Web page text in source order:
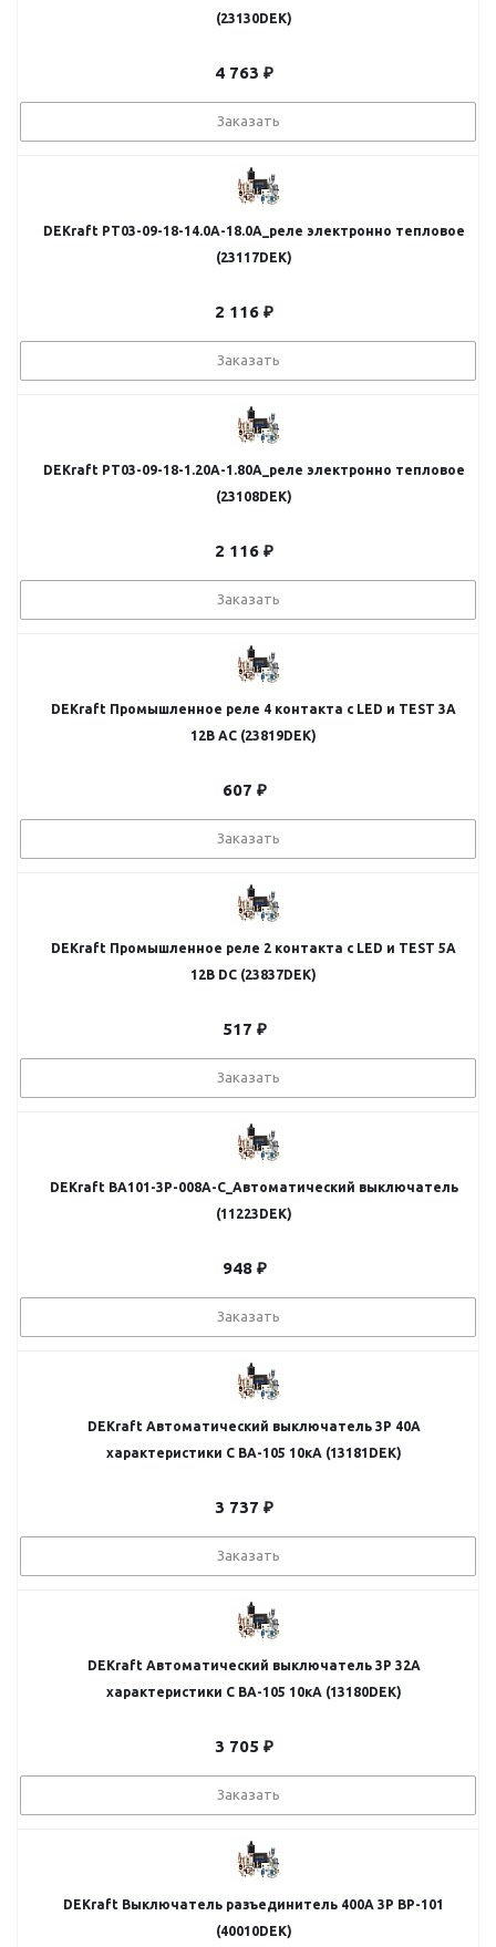
(23130DEK)
4 763 ₽
Заказать
DEKraft РТ03-09-18-14.0A-18.0A_реле электронно тепловое
(23117DEK)
2 116 ₽
Заказать
DEKraft РТ03-09-18-1.20A-1.80A_реле электронно тепловое
(23108DEK)
2 116 ₽
Заказать
DEKraft Промышленное реле 4 контакта с LED и TEST 3А
12В AC (23819DEK)
607 ₽
Заказать
DEKraft Промышленное реле 2 контакта с LED и TEST 5А
12В DC (23837DEK)
517 ₽
Заказать
DEKraft ВА101-3Р-008А-C_Автоматический выключатель
(11223DEK)
948₽
Заказать
DEKraft Автоматический выключатель 3P 40A
характеристики C ВА-105 10кА (13181DEK)
3 737 ₽
Заказать
DEKraft Автоматический выключатель 3P 32A
характеристики C ВА-105 10кА (13180DEK)
3 705 ₽
Заказать
DEKraft Выключатель разъединитель 400A 3P ВР-101
(40010DEK)